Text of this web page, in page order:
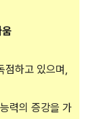
점하고 있으며,
력의 증강을 가